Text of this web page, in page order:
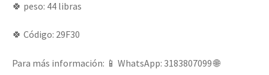
🍀 peso: 44 libras
🍀 Código: 29F30
Para más información: 📱 WhatsApp: 3183807099 🌐